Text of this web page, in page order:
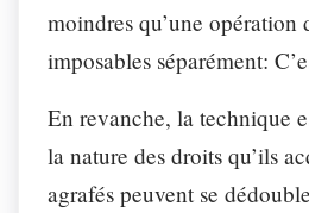
moindres qu’une opération
imposables séparément:
En revanche, la technique
la nature des droits qu’ils
agrafés peuvent se